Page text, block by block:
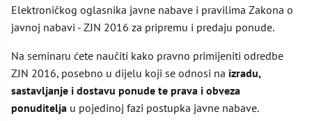
Elektroničkog oglasnika javne nabave i pravilima Zakona o
javnoj nabavi - ZJN 2016 za pripremu i predaju ponude.
Na seminaru ćete naučiti kako pravno primijeniti odredbe
ZJN 2016, posebno u dijelu koji se odnosi na izradu,
sastavljanje i dostavu ponude te prava i obveza
ponuditelja u pojedinoj fazi postupka javne nabave.